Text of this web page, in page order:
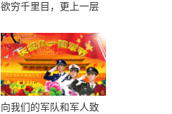
欲穷千里目，更上一层
向我们的军队和军人致